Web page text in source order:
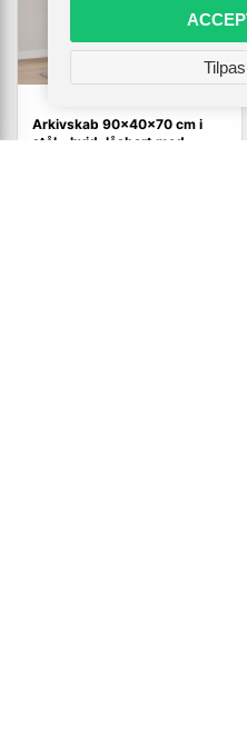
Arkivskab 90×40×70 cm i
stål - hvid, låsbart med